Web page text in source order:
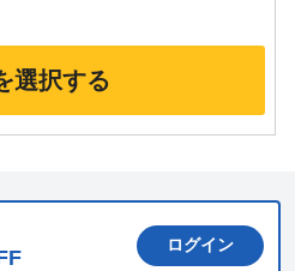
選択する
ログイン